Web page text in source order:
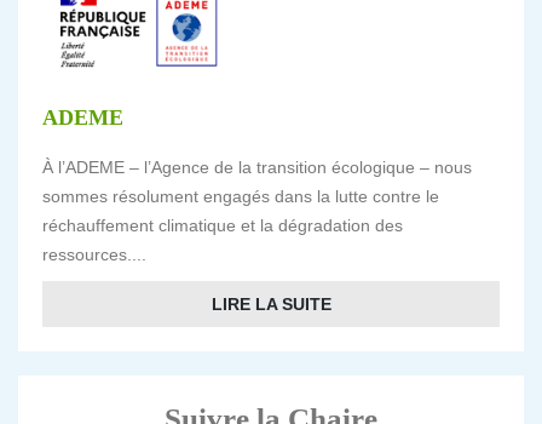
ADEME
À l’ADEME – l’Agence de la transition écologique – nous
sommes résolument engagés dans la lutte contre le
réchauffement climatique et la dégradation des
ressources....
LIRE LA SUITE